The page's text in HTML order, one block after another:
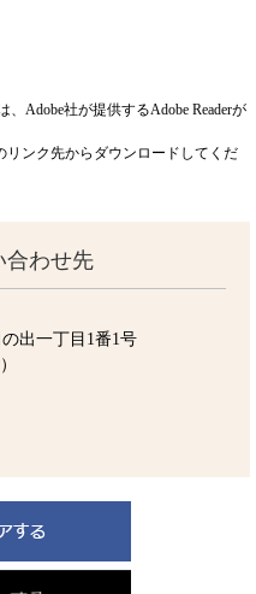
Adobe社が提供するAdobe Readerが
リンク先からダウンロードしてくだ
合わせ先
出一丁目1番1号